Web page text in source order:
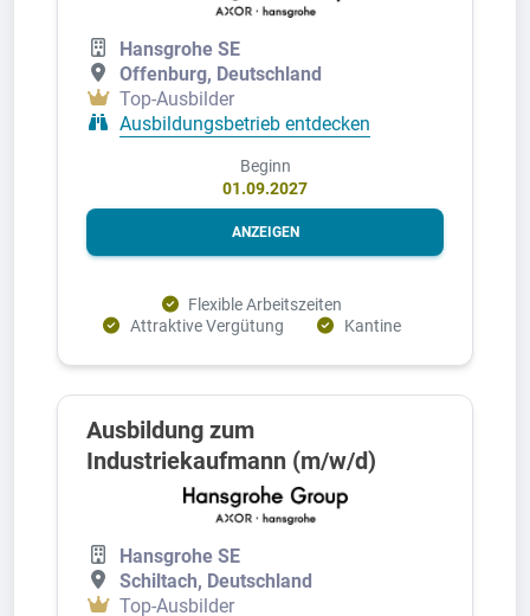
Hansgrohe SE
Offenburg, Deutschland
Top-Ausbilder
Ausbildungsbetrieb entdecken
Beginn
01.09.2027
ANZEIGEN
Flexible Arbeitszeiten
Attraktive Vergütung
Kantine
Ausbildung zum
Industriekaufmann (m/w/d)
Hansgrohe SE
Schiltach, Deutschland
Top-Ausbilder